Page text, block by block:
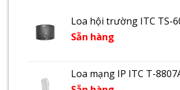
Loa hội trường ITC TS-
Sẵn hàng
Loa mạng IP ITC T-